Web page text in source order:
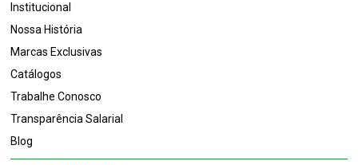
Institucional
Nossa História
Marcas Exclusivas
Catálogos
Trabalhe Conosco
Transparência Salarial
Blog